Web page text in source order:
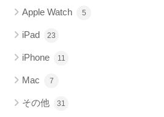
Apple Watch 5
iPad 23
iPhone 11
Mac 7
その他 31